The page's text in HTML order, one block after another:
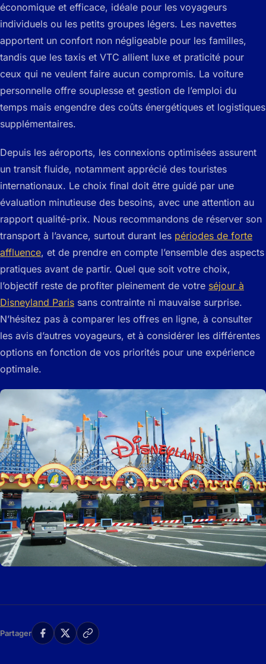
économique et efficace, idéale pour les voyageurs
individuels ou les petits groupes légers. Les navettes
apportent un confort non négligeable pour les familles,
tandis que les taxis et VTC allient luxe et praticité pour
ceux qui ne veulent faire aucun compromis. La voiture
personnelle offre souplesse et gestion de l’emploi du
temps mais engendre des coûts énergétiques et logistiques
supplémentaires.
Depuis les aéroports, les connexions optimisées assurent
un transit fluide, notamment apprécié des touristes
internationaux. Le choix final doit être guidé par une
évaluation minutieuse des besoins, avec une attention au
rapport qualité-prix. Nous recommandons de réserver son
transport à l’avance, surtout durant les périodes de forte
affluence, et de prendre en compte l’ensemble des aspects
pratiques avant de partir. Quel que soit votre choix,
l’objectif reste de profiter pleinement de votre séjour à
Disneyland Paris sans contrainte ni mauvaise surprise.
N’hésitez pas à comparer les offres en ligne, à consulter
les avis d’autres voyageurs, et à considérer les différentes
options en fonction de vos priorités pour une expérience
optimale.
Partager